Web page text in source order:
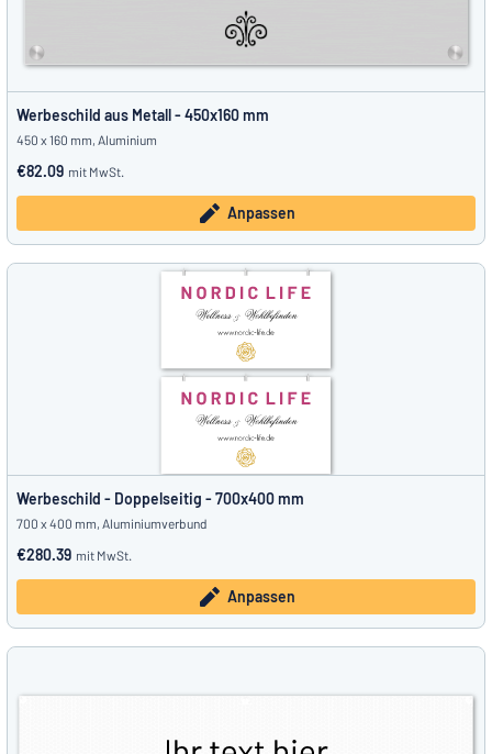
Werbeschild aus Metall - 450x160 mm
450 x 160 mm, Aluminium
€82.09 mit MwSt.
Anpassen
Werbeschild - Doppelseitig - 700x400 mm
700 x 400 mm, Aluminiumverbund
€280.39 mit MwSt.
Anpassen